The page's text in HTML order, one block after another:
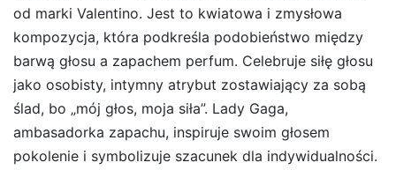
od marki Valentino. Jest to kwiatowa i zmysłowa
kompozycja, która podkreśla podobieństwo między
barwą głosu a zapachem perfum. Celebruje siłę głosu
jako osobisty, intymny atrybut zostawiający za sobą
ślad, bo „mój głos, moja siła”. Lady Gaga,
ambasadorka zapachu, inspiruje swoim głosem
pokolenie i symbolizuje szacunek dla indywidualności.